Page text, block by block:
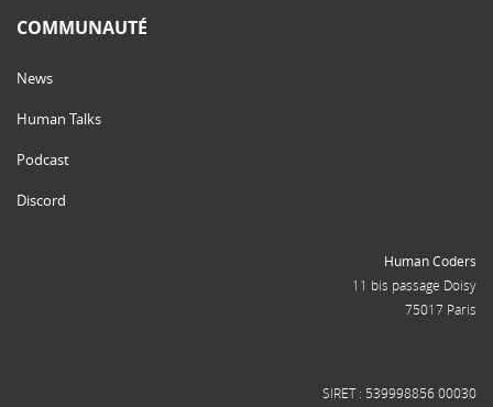
COMMUNAUTÉ
News
Human Talks
Podcast
Discord
Human Coders
11 bis passage Doisy
75017 Paris
SIRET : 539998856 00030